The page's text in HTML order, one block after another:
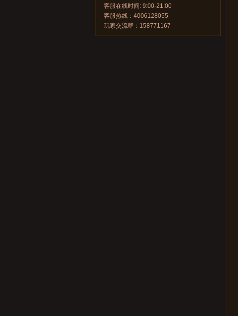
客服在线时间: 9:00-21:00
客服热线：4006128055
玩家交流群：158771167